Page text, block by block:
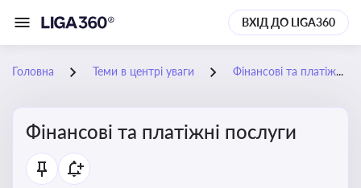
ВХІД ДО LIGA360
Головна Теми в центрі уваги Фінансові та платіжні послуги
Фінансові та платіжні послуги